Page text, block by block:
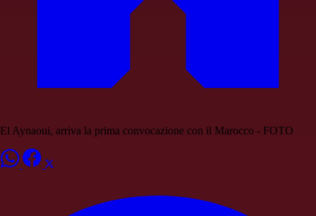
El Aynaoui, arriva la prima convocazione con il Marocco - FOTO